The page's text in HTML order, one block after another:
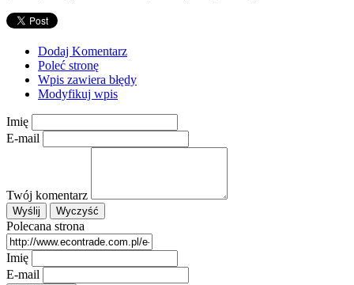
Dodaj Komentarz
Poleć stronę
Wpis zawiera błędy
Modyfikuj wpis
Imię
E-mail
Twój komentarz
Polecana strona
Imię
E-mail